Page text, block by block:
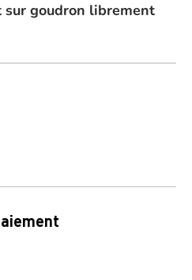
goudron librement